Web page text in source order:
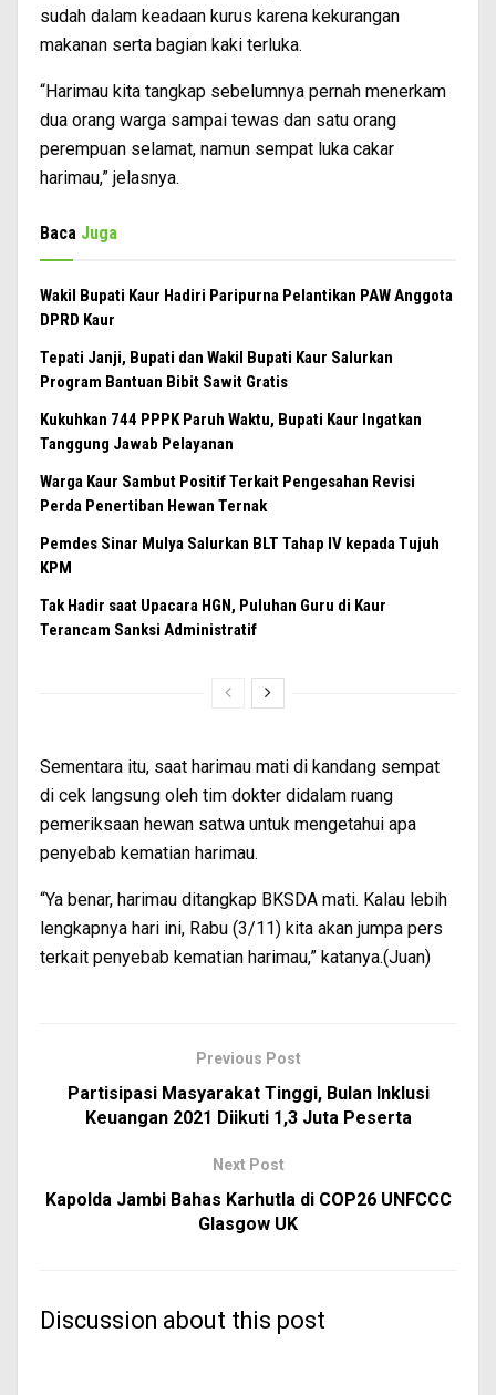
sudah dalam keadaan kurus karena kekurangan
makanan serta bagian kaki terluka.
“Harimau kita tangkap sebelumnya pernah menerkam
dua orang warga sampai tewas dan satu orang
perempuan selamat, namun sempat luka cakar
harimau,” jelasnya.
Baca Juga
Wakil Bupati Kaur Hadiri Paripurna Pelantikan PAW Anggota
DPRD Kaur
Tepati Janji, Bupati dan Wakil Bupati Kaur Salurkan
Program Bantuan Bibit Sawit Gratis
Kukuhkan 744 PPPK Paruh Waktu, Bupati Kaur Ingatkan
Tanggung Jawab Pelayanan
Warga Kaur Sambut Positif Terkait Pengesahan Revisi
Perda Penertiban Hewan Ternak
Pemdes Sinar Mulya Salurkan BLT Tahap IV kepada Tujuh
KPM
Tak Hadir saat Upacara HGN, Puluhan Guru di Kaur
Terancam Sanksi Administratif
Sementara itu, saat harimau mati di kandang sempat
di cek langsung oleh tim dokter didalam ruang
pemeriksaan hewan satwa untuk mengetahui apa
penyebab kematian harimau.
“Ya benar, harimau ditangkap BKSDA mati. Kalau lebih
lengkapnya hari ini, Rabu (3/11) kita akan jumpa pers
terkait penyebab kematian harimau,” katanya.(Juan)
Previous Post
Partisipasi Masyarakat Tinggi, Bulan Inklusi
Keuangan 2021 Diikuti 1,3 Juta Peserta
Next Post
Kapolda Jambi Bahas Karhutla di COP26 UNFCCC
Glasgow UK
Discussion about this post